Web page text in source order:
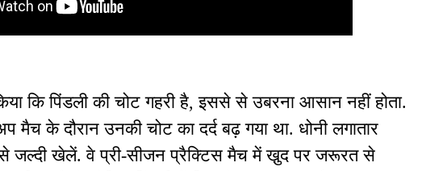
कि पिंडली की चोट गहरी है, इससे से उबरना आसान नहीं होता.
मैच के दौरान उनकी चोट का दर्द बढ़ गया था. धोनी लगातार
से जल्दी खेलें. वे प्री-सीजन प्रैक्टिस मैच में खु़द पर जरूरत से